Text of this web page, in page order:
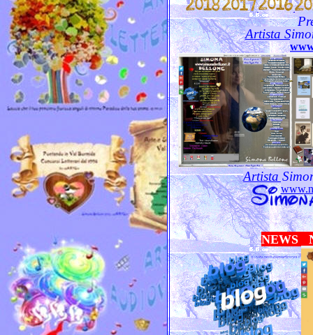
Artista
Artista
NEWS